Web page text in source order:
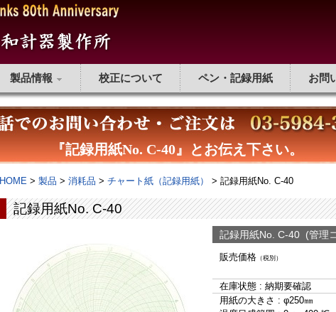
製品情報 校正について ペン・記録用紙 お問
『記録用紙No. C-40』とお伝え下さい。
HOME > 製品 > 消耗品 > チャート紙（記録用紙） > 記録用紙No. C-40
記録用紙No. C-40
記録用紙No. C-40 (管理
販売価格 （税別）
在庫状態 : 納期要確認
用紙の大きさ : φ250㎜